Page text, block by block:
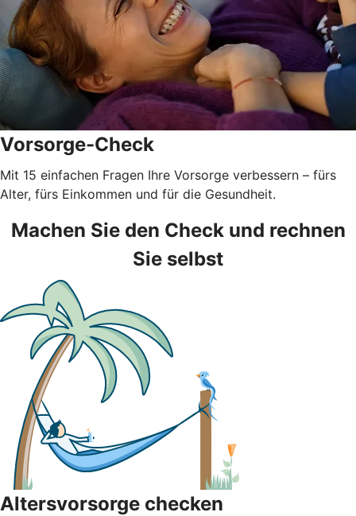
Vorsorge-Check
Mit 15 einfachen Fragen Ihre Vorsorge verbessern – fürs
Alter, fürs Einkommen und für die Gesundheit.
Machen Sie den Check und rechnen
Sie selbst
Altersvorsorge checken